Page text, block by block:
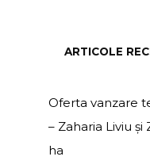
ARTICOLE
Oferta vanzare
– Zaharia Liviu
ha